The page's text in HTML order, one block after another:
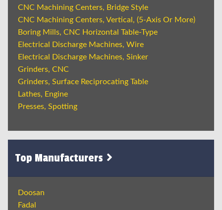
CNC Machining Centers, Bridge Style
CNC Machining Centers, Vertical, (5-Axis Or More)
Boring Mills, CNC Horizontal Table-Type
Electrical Discharge Machines, Wire
Electrical Discharge Machines, Sinker
Grinders, CNC
Grinders, Surface Reciprocating Table
Lathes, Engine
Presses, Spotting
Top Manufacturers
Doosan
Fadal